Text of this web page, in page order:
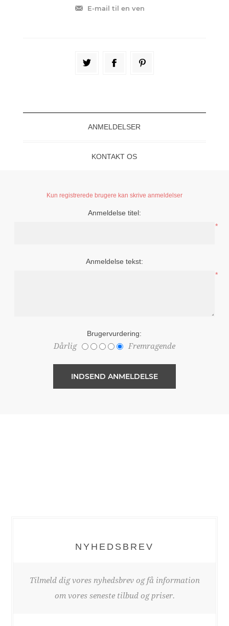
ANMELDELSER
KONTAKT OS
Kun registrerede brugere kan skrive anmeldelser
Anmeldelse titel:
*
Anmeldelse tekst:
*
Brugervurdering:
Dårlig Fremragende
NYHEDSBREV
Tilmeld dig vores nyhedsbrev og få information
om vores seneste tilbud og priser.